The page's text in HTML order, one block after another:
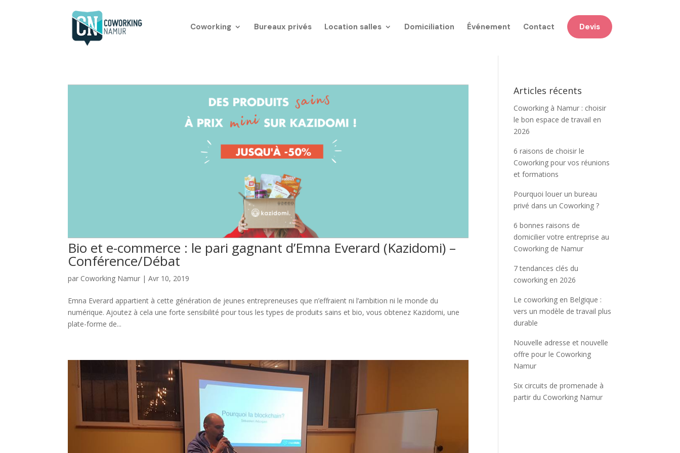
Coworking Bureaux privés Location salles Domiciliation Événement Contact Devis
Bio et e-commerce : le pari gagnant d’Emna Everard (Kazidomi) –
Conférence/Débat
par Coworking Namur |Avr 10, 2019
Emna Everard appartient à cette génération de jeunes entrepreneuses que n’effraient ni l’ambition ni le monde du
numérique. Ajoutez à cela une forte sensibilité pour tous les types de produits sains et bio, vous obtenez Kazidomi, une
plate-forme de...
Articles récents
Coworking à Namur : choisir
le bon espace de travail en
2026
6 raisons de choisir le
Coworking pour vos réunions
et formations
Pourquoi louer un bureau
privé dans un Coworking ?
6 bonnes raisons de
domicilier votre entreprise au
Coworking de Namur
7 tendances clés du
coworking en 2026
Le coworking en Belgique :
vers un modèle de travail plus
durable
Nouvelle adresse et nouvelle
offre pour le Coworking
Namur
Six circuits de promenade à
partir du Coworking Namur